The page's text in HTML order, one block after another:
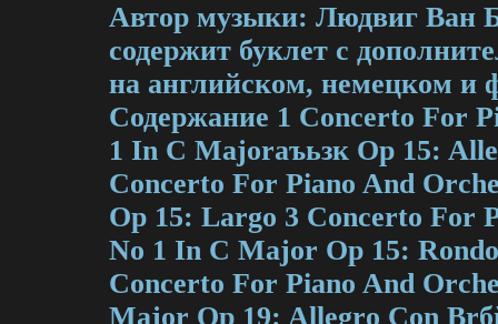
Автор музыки: Людвиг Ван
содержит буклет с
на английском, немецком и
Содержание 1 Concerto For
1 In С Majorаъьзк Op 15:
Concerto For Piano And
Op 15: Largo 3 Concerto For
No 1 In С Major Op 15:
Concerto For Piano And
Major Op 19: Allegro Con